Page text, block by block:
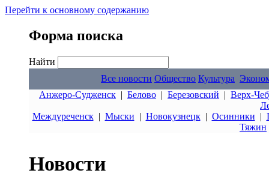
Перейти к основному содержанию
Форма поиска
Найти
Все новости Общество Культура
Анжеро-Судженск | Белово | Березовский | Верх-
Междуреченск| Мыски | Новокузнецк| Осинники |
Тяжин
Новости